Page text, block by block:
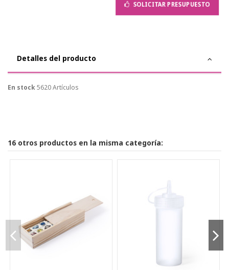
SOLICITAR PRESUPUESTO
Detalles del producto
En stock5620 Artículos
16 otros productos en la misma categoría: